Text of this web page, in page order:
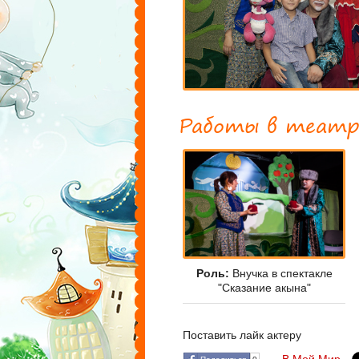
Работы в
Роль: Внучка в спектакле
"Сказание акына"
Поставить лайк актеру